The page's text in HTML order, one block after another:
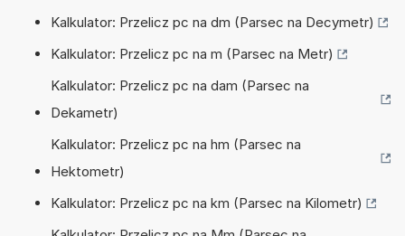
Kalkulator: Przelicz pc na dm (Parsec na Decymetr)
Kalkulator: Przelicz pc na m (Parsec na Metr)
Kalkulator: Przelicz pc na dam (Parsec na
Dekametr)
Kalkulator: Przelicz pc na hm (Parsec na
Hektometr)
Kalkulator: Przelicz pc na km (Parsec na Kilometr)